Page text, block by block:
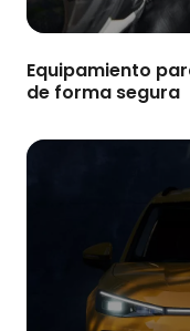
Equipamiento
de forma segura